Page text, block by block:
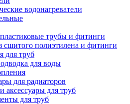
водонагреватели
трубы и фитинги
сшитого полиэтилена и фитинги
для труб
для воды
для радиаторов
аксессуары для труб
для труб